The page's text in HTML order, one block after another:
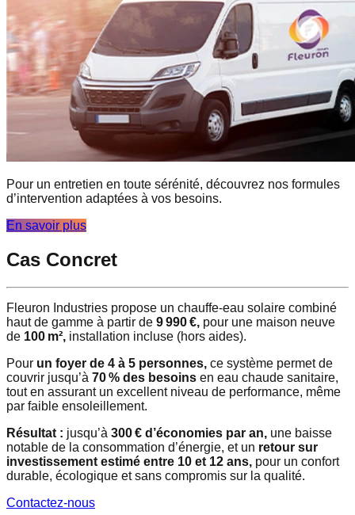
Pour un entretien en toute sérénité, découvrez nos formules
d’intervention adaptées à vos besoins.
En savoir plus
Cas Concret
Fleuron Industries propose un chauffe-eau solaire combiné
haut de gamme à partir de 9 990 €, pour une maison neuve
de 100 m², installation incluse (hors aides).
Pour un foyer de 4 à 5 personnes, ce système permet de
couvrir jusqu’à 70 % des besoins en eau chaude sanitaire,
tout en assurant un excellent niveau de performance, même
par faible ensoleillement.
Résultat : jusqu’à 300 € d’économies par an, une baisse
notable de la consommation d’énergie, et un retour sur
investissement estimé entre 10 et 12 ans, pour un confort
durable, écologique et sans compromis sur la qualité.
Contactez-nous